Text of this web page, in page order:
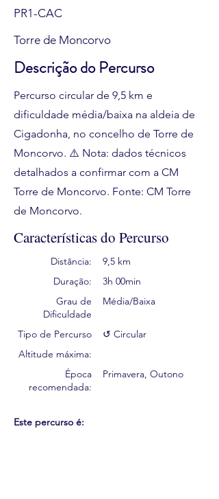
PR1-CAC
Torre de Moncorvo
Descrição do Percurso
Percurso circular de 9,5 km e
dificuldade média/baixa na aldeia de
Cigadonha, no concelho de Torre de
Moncorvo. ⚠️ Nota: dados técnicos
detalhados a confirmar com a CM
Torre de Moncorvo. Fonte: CM Torre
de Moncorvo.
Características do Percurso
Distância:
Duração:
Grau de
Dificuldade
Tipo de Percurso
Altitude máxima:
Época
recomendada:
9,5 km
3h 00min
Média/Baixa
↺ Circular
Primavera, Outono
Este percurso é: